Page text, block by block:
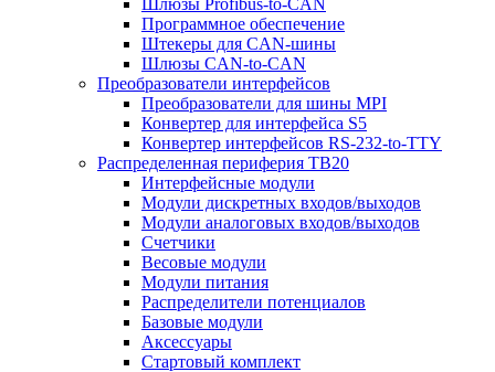
Шлюзы Profibus-to-CAN
Программное обеспечение
Штекеры для CAN-шины
Шлюзы CAN-to-CAN
Преобразователи интерфейсов
Преобразователи для шины MPI
Конвертер для интерфейса S5
Конвертер интерфейсов RS-232-to-TTY
Распределенная периферия TB20
Интерфейсные модули
Модули дискретных входов/выходов
Модули аналоговых входов/выходов
Счетчики
Весовые модули
Модули питания
Распределители потенциалов
Базовые модули
Аксесcуары
Стартовый комплект